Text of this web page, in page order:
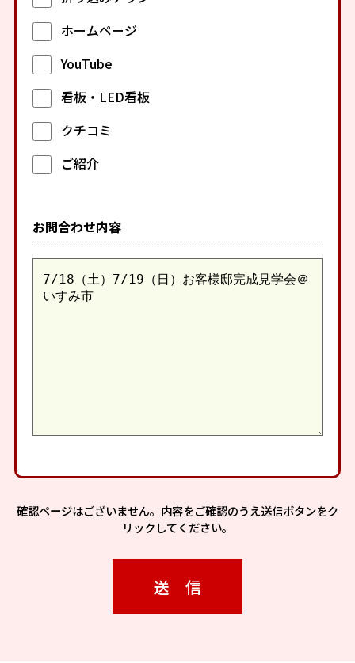
ホームページ
YouTube
看板・LED看板
クチコミ
ご紹介
お問合わせ内容
確認ページはございません。内容をご確認のうえ送信ボタンをク
リックしてください。